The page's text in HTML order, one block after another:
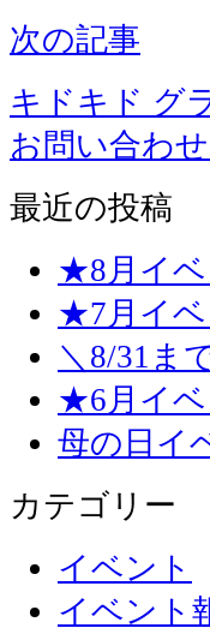
次の記事
キドキド グ
お問い合わ
最近の投稿
★8月イ
★7月イ
＼8/31ま
★6月イ
母の日イ
カテゴリー
イベント
イベント